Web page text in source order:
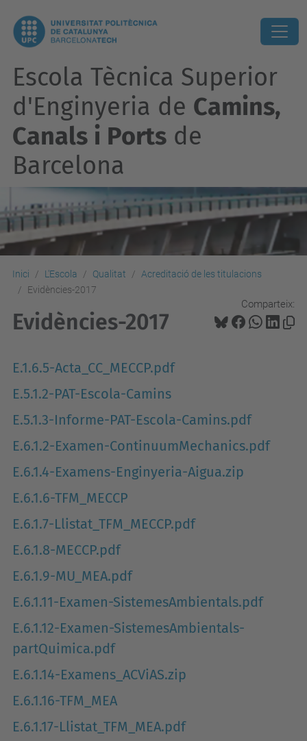
Escola Tècnica Superior
d'Enginyeria de Camins,
Canals i Ports de
Barcelona
Inici L'Escola Qualitat
Acreditació de les titulacions
Evidències-2017
Comparteix:
Evidències-2017
E.1.6.5-Acta_CC_MECCP.pdf
E.5.1.2-PAT-Escola-Camins
E.5.1.3-Informe-PAT-Escola-Camins.pdf
E.6.1.2-Examen-ContinuumMechanics.pdf
E.6.1.4-Examens-Enginyeria-Aigua.zip
E.6.1.6-TFM_MECCP
E.6.1.7-Llistat_TFM_MECCP.pdf
E.6.1.8-MECCP.pdf
E.6.1.9-MU_MEA.pdf
E.6.1.11-Examen-SistemesAmbientals.pdf
E.6.1.12-Examen-SistemesAmbientals-
partQuimica.pdf
E.6.1.14-Examens_ACViAS.zip
E.6.1.16-TFM_MEA
E.6.1.17-Llistat_TFM_MEA.pdf